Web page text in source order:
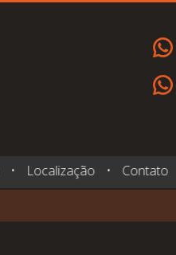
• Localização • Contato